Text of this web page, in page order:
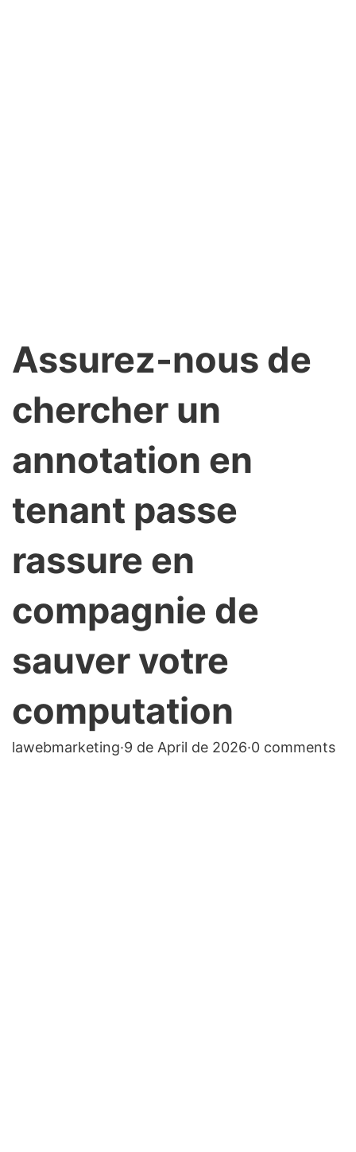
Assurez-nous de
chercher un
annotation en
tenant passe
rassure en
compagnie de
sauver votre
computation
lawebmarketing·9 de April de 2026·0 comments